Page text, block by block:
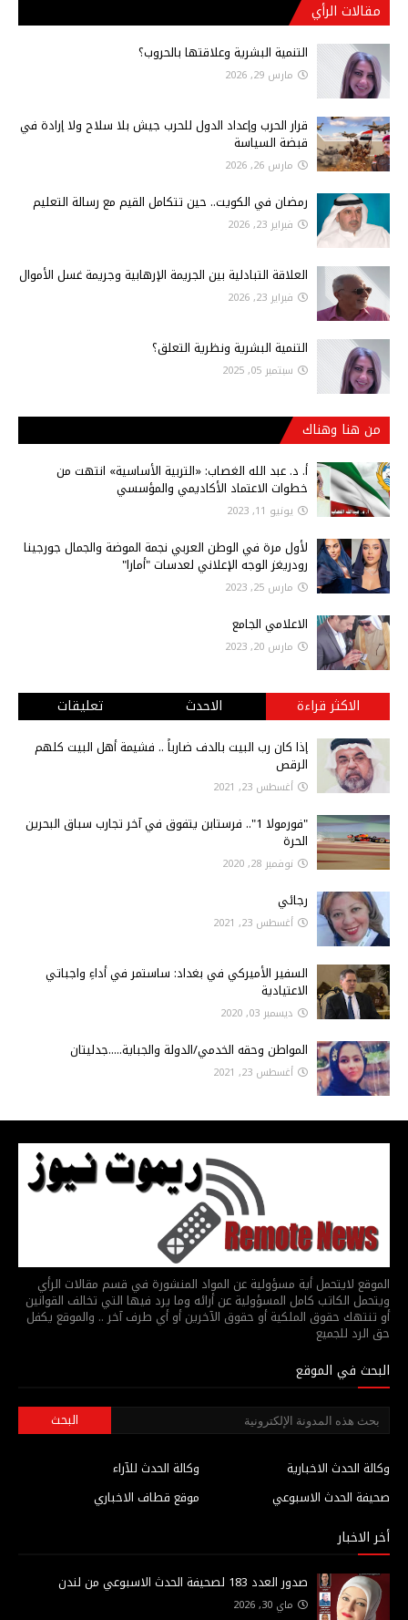
مقالات الرأي
التنمية البشرية وعلاقتها بالحروب؟
مارس 29, 2026
قرار الحرب وإعداد الدول للحرب جيش بلا سلاح ولا إرادة في
قبضة السياسة
مارس 26, 2026
رمضان في الكويت.. حين تتكامل القيم مع رسالة التعليم
فبراير 23, 2026
العلاقة التبادلية بين الجريمة الإرهابية وجريمة غسل الأموال
فبراير 23, 2026
التنمية البشرية ونظرية التعلق؟
سبتمبر 05, 2025
من هنا وهناك
أ‌. د. عبد الله الغصاب: «التربية الأساسية» انتهت من
خطوات الاعتماد الأكاديمي والمؤسسي
يونيو 11, 2023
لأول مرة في الوطن العربي نجمة الموضة والجمال جورجينا
رودريغز الوجه الإعلاني لعدسات "أمارا"
مارس 25, 2023
الاعلامي الجامع
مارس 20, 2023
الاكثر قراءة الاحدث تعليقات
إذا كان رب البيت بالدف ضارباً .. فشيمة أهل البيت كلهم
الرقص
أغسطس 23, 2021
"فورمولا 1".. فرستابن يتفوق في آخر تجارب سباق البحرين
الحرة
نوفمبر 28, 2020
رجائي
أغسطس 23, 2021
السفير الأميركي في بغداد: ساستمر في أداءِ واجباتي
الاعتيادية
ديسمبر 03, 2020
المواطن وحقه الخدمي/الدولة والجباية.....جدليتان
أغسطس 23, 2021
الموقع لايتحمل أية مسؤولية عن المواد المنشورة في قسم مقالات الرأي
ويتحمل الكاتب كامل المسؤولية عن أرائه وما يرد فيها التي تخالف القوانين
أو تنتهك حقوق الملكية أو حقوق الآخرين أو أي طرف آخر .. والموقع يكفل
حق الرد للجميع
البحث في الموقع
وكالة الحدث للآراء
وكالة الحدث الاخبارية
موقع قطاف الاخباري
صحيفة الحدث الاسبوعي
أخر الاخبار
صدور العدد 183 لصحيفة الحدث الاسبوعي من لندن
ماي 30, 2026